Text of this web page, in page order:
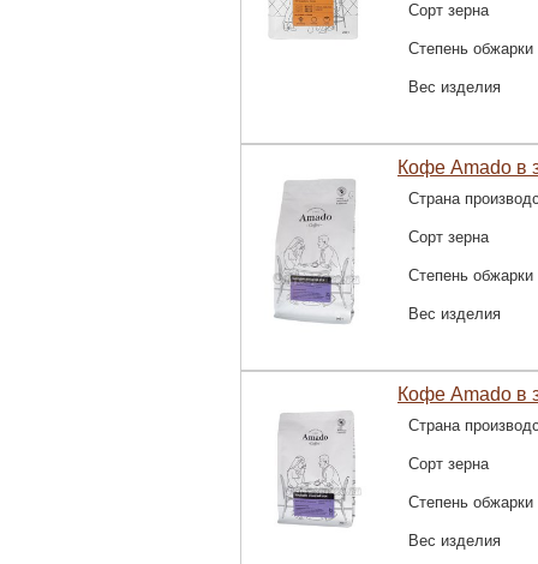
Сорт зерна
Степень обжарки
Вес изделия
Кофе Amado в
Страна
Сорт зерна
Степень обжарки
Вес изделия
Кофе Amado в
Страна
Сорт зерна
Степень обжарки
Вес изделия